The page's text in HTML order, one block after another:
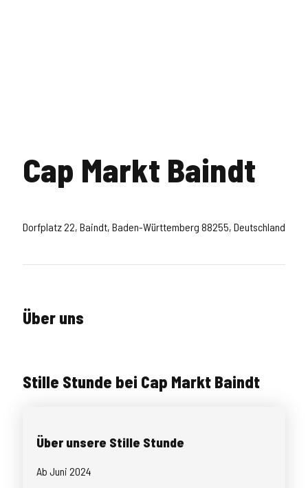
Cap Markt Baindt
Dorfplatz 22, Baindt, Baden-Württemberg 88255, Deutschland
Über uns
Stille Stunde bei Cap Markt Baindt
Über unsere Stille Stunde
Ab Juni 2024